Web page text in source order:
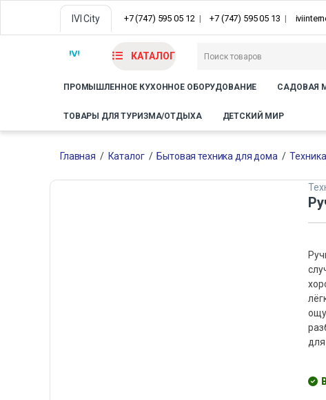
IVI City +7 (747) 595 05 12 +7 (747) 595 05 13
КАТАЛОГ
ПРОМЫШЛЕННОЕ КУХОННОЕ ОБОРУДОВАНИЕ САДОВАЯ
ТОВАРЫ ДЛЯ ТУРИЗМА/ОТДЫХА ДЕТСКИЙ МИР
Главная / Каталог / Бытовая техника для дома /